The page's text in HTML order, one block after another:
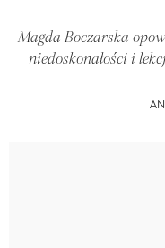
Magda Boczarska
niedoskonałości i